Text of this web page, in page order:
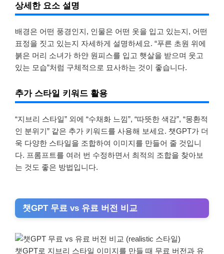
상세한 요소 설명
배경은 어떤 풍경인지, 인물은 어떤 옷을 입고 있는지, 어떤
표정을 짓고 있는지 자세하게 설명하세요. “푸른 초원 위에
붉은 머리 소녀가 하얀 원피스를 입고 햇살을 받으며 웃고
있는 모습”처럼 구체적으로 묘사하는 것이 좋습니다.
추가 스타일 키워드 활용
“지브리 스타일” 외에 “수채화 느낌”, “따뜻한 색감”, “몽환적
인 분위기” 같은 추가 키워드를 사용해 보세요. 챗GPT가 더
욱 다양한 스타일을 조합하여 이미지를 만들어 줄 것입니
다. 프롬프트를 여러 번 수정하면서 최적의 조합을 찾아보
는 것도 좋은 방법입니다.
챗GPT 무료 vs 유료 버전 비교
챗GPT로 지브리 스타일 이미지를 만들 때 무료 버전과 유